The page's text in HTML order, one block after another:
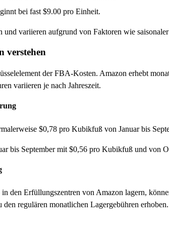
bei fast $9.00 pro Einheit.
variieren aufgrund von Faktoren wie
verstehen
der FBA-Kosten. Amazon erhebt
variieren je nach Jahreszeit.
$0,78 pro Kubikfuß von Januar bis
bis September mit $0,56 pro Kubikfuß und von
den Erfüllungszentren von Amazon lagern,
regulären monatlichen Lagergebühren erhoben.